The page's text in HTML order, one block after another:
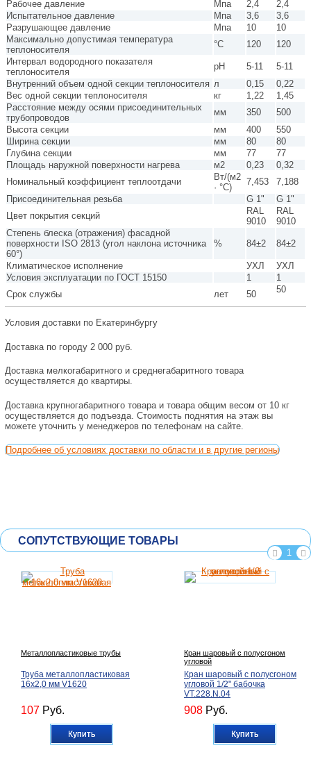
Рабочее давление Мпа 2,4
2,4
Испытательное давление
Мпа 3,6
3,6
Разрушающее давление
Мпа 10
10
Максимально допустимая температура
теплоносителя
°С 120
120
Интервал водородного показателя
теплоносителя
pH 5-11
5-11
Внутренний объем одной секции теплоносителя л 0,15
0,22
Вес одной секции теплоносителя
кг 1,22
1,45
Расстояние между осями присоединительных
трубопроводов
мм 350
500
Высота секции
мм 400
550
Ширина секции
мм 80
80
Глубина секции
мм 77
77
Площадь наружной поверхности нагрева
м2 0,23
0,32
Номинальный коэффициент теплоотдачи
Вт/(м2
· °С)
7,453
7,188
Присоединительная резьба
G 1"
G 1"
Цвет покрытия секций
RAL
9010
RAL
9010
Степень блеска (отражения) фасадной
поверхности ISO 2813 (угол наклона источника
60°)
% 84±2 84±2
Климатическое исполнение УХЛ
УХЛ
Условия эксплуатации по ГОСТ 15150
1
1
Срок службы
лет 50 50
Условия доставки по Екатеринбургу
Доставка по городу 2 000 руб.
Доставка мелкогабаритного и среднегабаритного товара
осуществляется до квартиры.
Доставка крупногабаритного товара и товара общим весом от 10 кг
осуществляется до подъезда. Стоимость поднятия на этаж вы
можете уточнить у менеджеров по телефонам на сайте.
Подробнее об условиях доставки по области и в другие регионы
СОПУТСТВУЮЩИЕ ТОВАРЫ
1
Металлопластиковые трубы
Труба металлопластиковая
16х2,0 мм V1620
107 Руб.
Купить
Кран шаровый с полусгоном
угловой
Кран шаровый с полусгоном
угловой 1/2" бабочка
VT.228.N.04
908 Руб.
Купить